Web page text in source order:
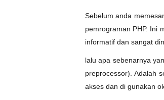
Sebelum anda
pemrograman PHP. Ini
informatif dan sangat
lalu apa sebenarnya
preprocessor). Adalah
akses dan di gunakan